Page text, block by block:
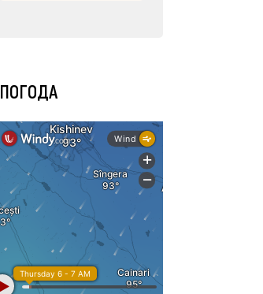
ПОГОДА